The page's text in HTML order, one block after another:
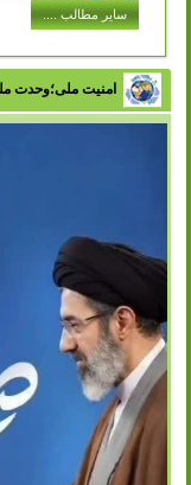
در ادارات شهر
با تلاش سازمان
تفکیک زباله از
زباله در بین
سایر مطالب ....
امنیت ملی؛وحدت